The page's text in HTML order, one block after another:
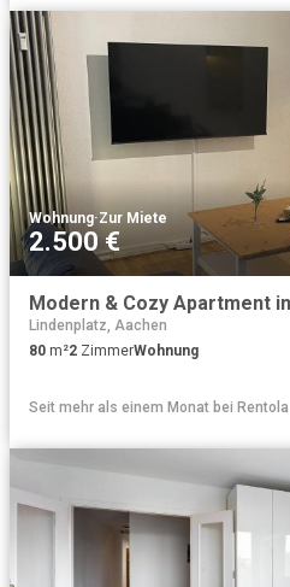
Wohnung·Zur Miete
2.500 €
Lindenplatz, Aachen
80 m²2 ZimmerWohnung
Seit mehr als einem Monat bei Rentola